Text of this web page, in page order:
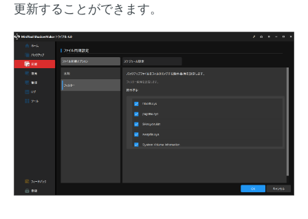
更新することができます。